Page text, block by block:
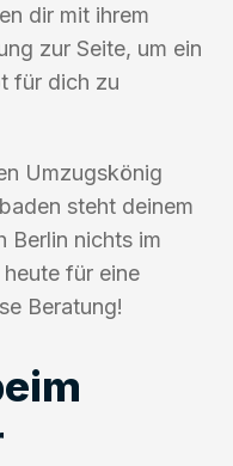
dir mit ihrem
zur Seite, um ein
für dich zu
Umzugskönig
steht deinem
Berlin nichts im
für eine
Beratung!